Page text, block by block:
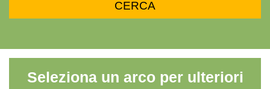
Seleziona un arco per ulteriori